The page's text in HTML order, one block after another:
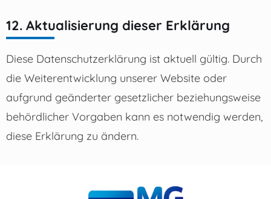
12. Aktualisierung dieser Erklärung
Diese Datenschutzerklärung ist aktuell gültig. Durch
die Weiterentwicklung unserer Website oder
aufgrund geänderter gesetzlicher beziehungsweise
behördlicher Vorgaben kann es notwendig werden,
diese Erklärung zu ändern.